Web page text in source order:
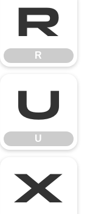
R
R
U
U
X